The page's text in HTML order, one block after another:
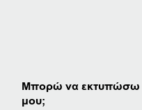
Μπορώ να εκτυπώσω
μου;